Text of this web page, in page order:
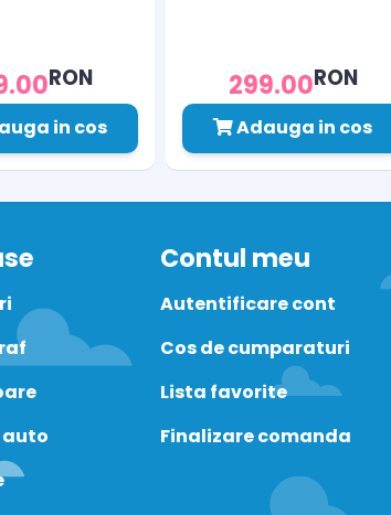
RON
in cos
299.00RON
Adauga in cos
auto
Contul meu
Autentificare cont
Cos de cumparaturi
Lista favorite
Finalizare comanda